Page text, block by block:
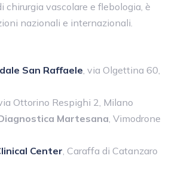
chirurgia vascolare e flebologia, è
nazionali e internazionali.
San Raffaele, via Olgettina 60,
Ottorino Respighi 2, Milano
Martesana, Vimodrone
Center, Caraffa di Catanzaro